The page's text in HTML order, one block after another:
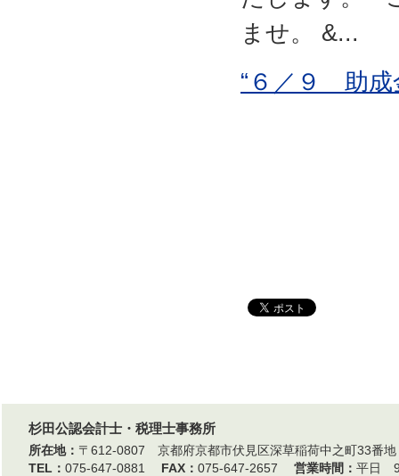
ませ。 &...
“６／９ 助成
杉田公認会計士・税理士事務所
所在地： 〒612-0807 京都府京都市伏見区深草稲荷中之町33番
TEL： 075-647-0881 FAX： 075-647-2657 営業時間： 平日